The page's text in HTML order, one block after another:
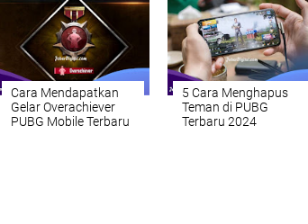
Cara Mendapatkan
Gelar Overachiever
PUBG Mobile Terbaru
5 Cara Menghapus
Teman di PUBG
Terbaru 2024